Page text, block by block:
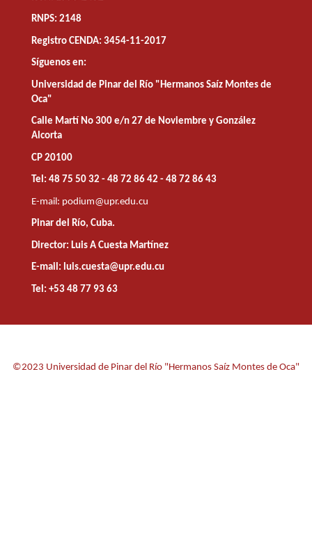
RNPS: 2148
Registro CENDA: 3454-11-2017
Síguenos en:
Universidad de Pinar del Río "Hermanos Saíz Montes de
Oca"
Calle Martí No 300 e/n 27 de Noviembre y González
Alcorta
CP 20100
Tel: 48 75 50 32 - 48 72 86 42 - 48 72 86 43
E-mail: podium@upr.edu.cu
Pinar del Río, Cuba.
Director: Luis A Cuesta Martínez
E-mail: luis.cuesta@upr.edu.cu
Tel: +53 48 77 93 63
©2023 Universidad de Pinar del Río "Hermanos Saíz Montes de Oca"